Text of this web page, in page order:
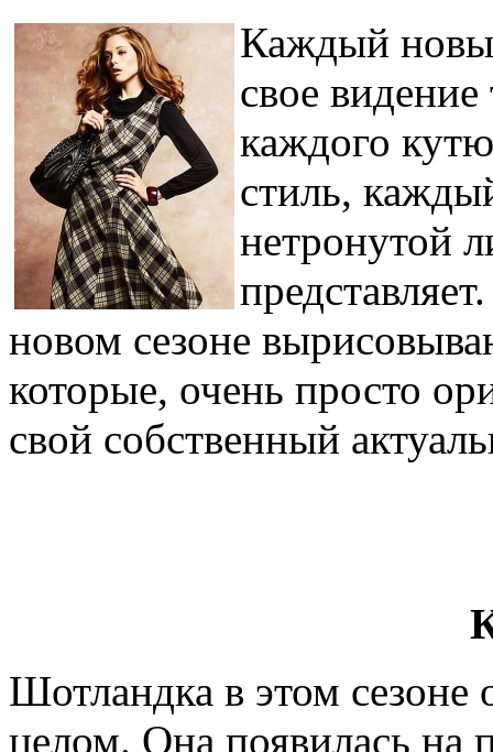
Каждый
свое
каждого
стиль,
нетронутой
новом сезоне
которые, очень просто
свой собственный
Шотландка в этом сезоне
целом. Она появилась на